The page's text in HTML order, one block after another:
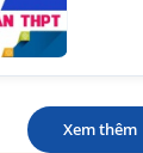
Xem thêm